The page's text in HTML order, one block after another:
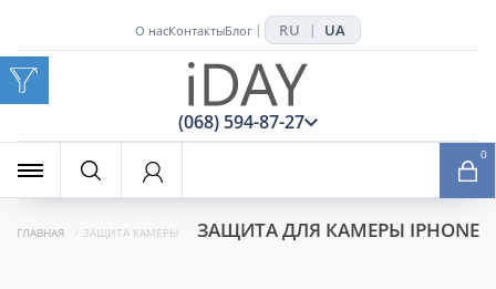
x
О насКонтактыБлог | RU | UA
(068) 594-87-27
0
ГЛАВНАЯ ЗАЩИТА КАМЕРЫ ЗАЩИТА ДЛЯ КАМЕРЫ IPHONE